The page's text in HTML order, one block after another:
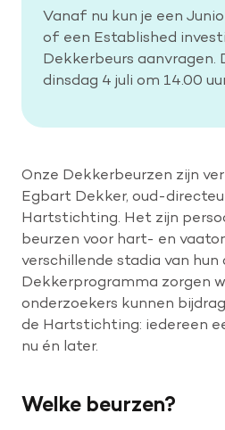
Vanaf nu kun je een
of een Established
Dekkerbeurs aanvragen.
dinsdag 4 juli om 14.00
Onze Dekkerbeurzen zijn
Egbart Dekker, oud-
Hartstichting. Het zijn
beurzen voor hart- en
verschillende stadia van
Dekkerprogramma zorgen
onderzoekers kunnen
de Hartstichting: iedereen
nu én later.
Welke beurzen?